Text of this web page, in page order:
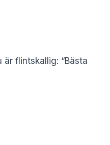
är flintskallig: “Bästa